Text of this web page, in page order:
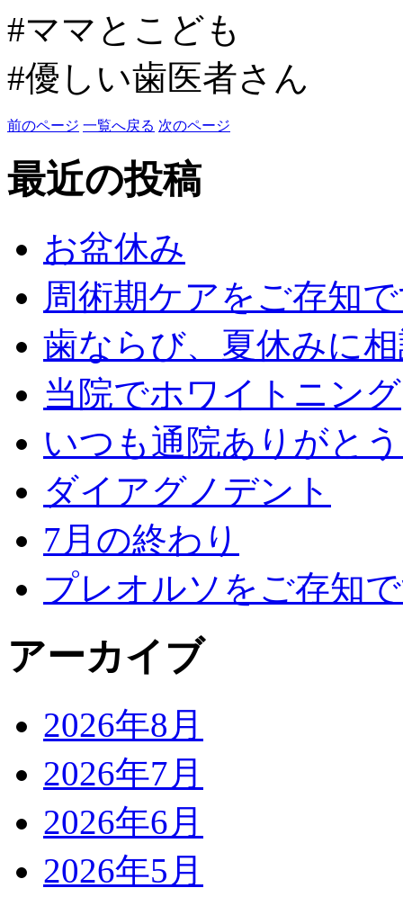
#ママとこども
#優しい歯医者さん
前のページ 一覧へ戻る 次のページ
最近の投稿
お盆休み
周術期ケアをご存知
歯ならび、夏休みに
当院でホワイトニング
いつも通院ありがと
ダイアグノデント
7月の終わり
プレオルソをご存知
アーカイブ
2026年8月
2026年7月
2026年6月
2026年5月